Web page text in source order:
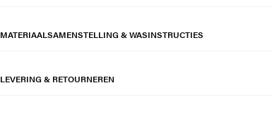
MATERIAALSAMENSTELLING & WASINSTRUCTIES
LEVERING & RETOURNEREN